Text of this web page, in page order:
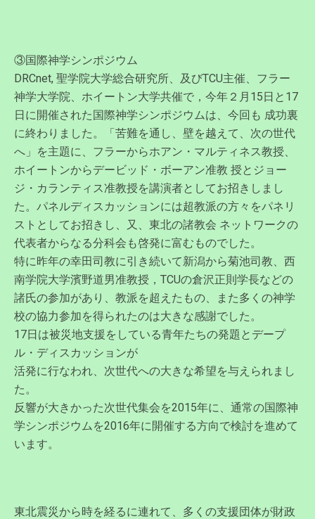
③国際神学シンポジウム
DRCnet, 聖学院大学総合研究所、及びTCU主催、フラー
神学大学院、ホイートン大学共催で，今年２月15日と17
日に開催された国際神学シンポジウムは、今回も 成功裏
に終わりました。「苦難を通し、壁を越えて、次の世代
へ」を主題に、フラーからホアン・マルティネス教授、
ホイートンからデービッド・ボーアン准教 授とジョー
ジ・カランティス准教授を講演者としてお招きしまし
た。パネルディスカッションには超教派の方々をパネリ
ストとしてお招きし、又、東北の諸教会 ネットワークの
代表者からなる分科会も啓発に富むものでした。
特に昨年の幸田司教に引き続いて新潟から菊池司教、西
南学院大学濱野道男准教授，TCUの倉沢正則学長などの
諸氏の参加があり、教派を超えたもの、また多くの神学
校の協力参加を得られたのは大きな感謝でした。
17日は被災地支援をしている青年たちの発題とデープ
ル・ディスカッションが
活発に行なわれ、次世代への大きな希望を与えられまし
た。
反響が大きかった次世代集会を2015年に、通常の国際神
学シンポジウムを2016年に開催する方向で検討を進めて
います。
東北震災から時を経るに連れて、多くの支援団体が財政